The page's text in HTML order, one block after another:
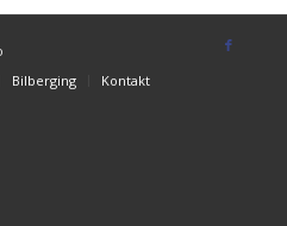
Bilberging Kontakt